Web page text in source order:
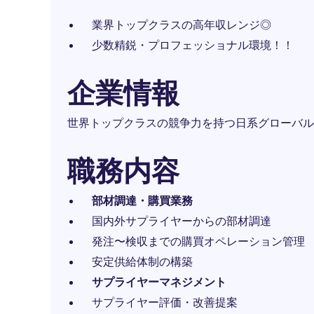
業界トップクラスの高年収レンジ◎
少数精鋭・プロフェッショナル環境！！
企業情報
世界トップクラスの競争力を持つ日系グローバル
職務内容
部材調達・購買業務
国内外サプライヤーからの部材調達
発注〜検収までの購買オペレーション管理
安定供給体制の構築
サプライヤーマネジメント
サプライヤー評価・改善提案